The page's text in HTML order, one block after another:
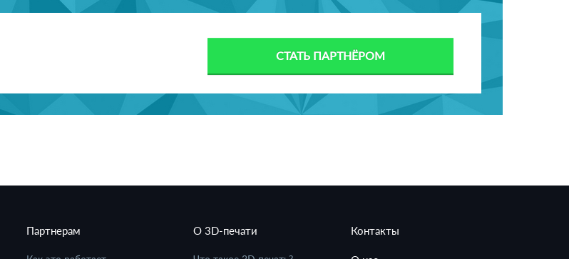
СТАТЬ ПАРТНЁРОМ
Партнерам О 3D-печати Контакты